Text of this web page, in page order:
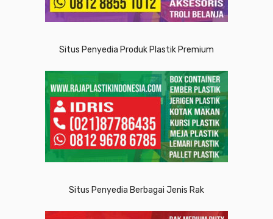
Situs Penyedia Produk Plastik Premium
Situs Penyedia Berbagai Jenis Rak